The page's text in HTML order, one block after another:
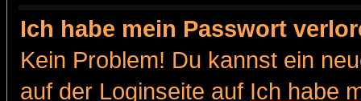
Ich habe mein Passwort
Kein Problem! Du kannst ein
auf der Loginseite auf Ich habe